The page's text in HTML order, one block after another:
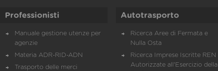
Professionisti
Manuale gestione utenze per
agenzie
Materia ADR-RID-ADN
Trasporto delle merci
Autotrasporto
Ricerca Aree di Fermata e
Nulla Osta
Ricerca Imprese Iscritte REN
Autorizzate all'Esercizio della